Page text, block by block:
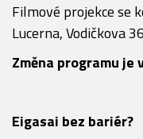
Filmové projekce se
Lucerna, Vodičkova
Změna programu je
Eigasai bez bariér?